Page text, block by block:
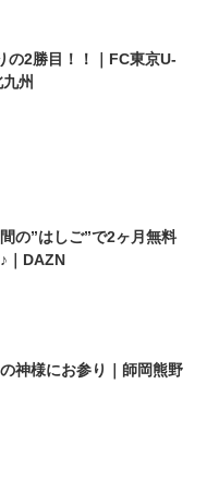
の2勝目！！｜FC東京U-
州
の”はしご”で2ヶ月無料
｜DAZN
神様にお参り｜師岡熊野